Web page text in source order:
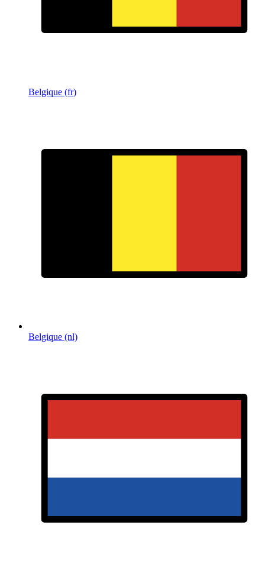
Belgique (fr)
Belgique (nl)